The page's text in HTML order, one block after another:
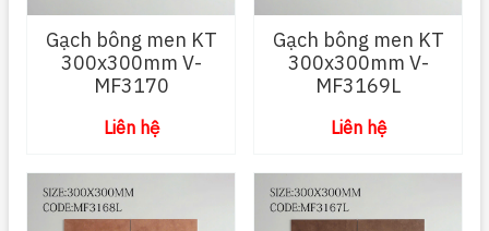
Gạch bông men KT
300x300mm V-
MF3170
Liên hệ
Gạch bông men KT
300x300mm V-
MF3169L
Liên hệ